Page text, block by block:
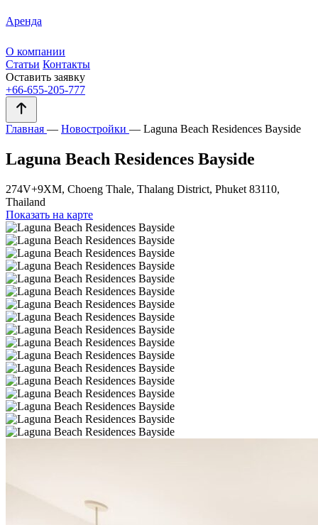
Аренда
О компании
Статьи Контакты
Оставить заявку
+66-655-205-777
Главная — Новостройки — Laguna Beach Residences Bayside
Laguna Beach Residences Bayside
274V+9XM, Choeng Thale, Thalang District, Phuket 83110,
Thailand
Показать на карте